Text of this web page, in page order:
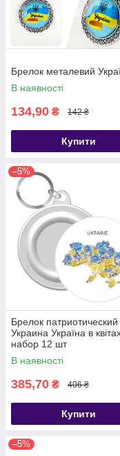
Брелок металевий
В наявності
134,90 ₴ 142 ₴
Купити
–5%
Брелок патриотический
Украина Україна в
набор 12 шт
В наявності
385,70 ₴ 406 ₴
Купити
–5%